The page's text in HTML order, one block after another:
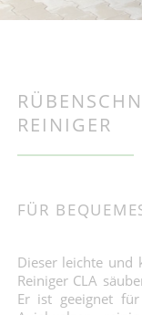
REINIGER
FÜR
Dieser leichte und
Reiniger CLA
Er ist geeignet